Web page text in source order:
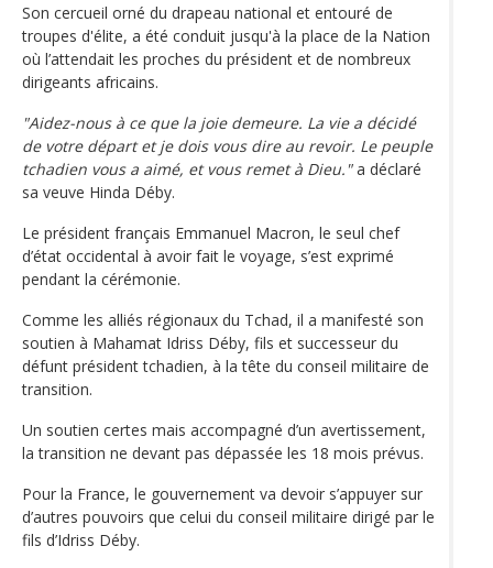
Son cercueil orné du drapeau national et entouré de
troupes d'élite, a été conduit jusqu'à la place de la Nation
où l’attendait les proches du président et de nombreux
dirigeants africains.
"Aidez-nous à ce que la joie demeure. La vie a décidé
de votre départ et je dois vous dire au revoir. Le peuple
tchadien vous a aimé, et vous remet à Dieu."a déclaré
sa veuve Hinda Déby.
Le président français Emmanuel Macron, le seul chef
d’état occidental à avoir fait le voyage, s’est exprimé
pendant la cérémonie.
Comme les alliés régionaux du Tchad, il a manifesté son
soutien à Mahamat Idriss Déby, fils et successeur du
défunt président tchadien, à la tête du conseil militaire de
transition.
Un soutien certes mais accompagné d’un avertissement,
la transition ne devant pas dépassée les 18 mois prévus.
Pour la France, le gouvernement va devoir s’appuyer sur
d’autres pouvoirs que celui du conseil militaire dirigé par le
fils d’Idriss Déby.